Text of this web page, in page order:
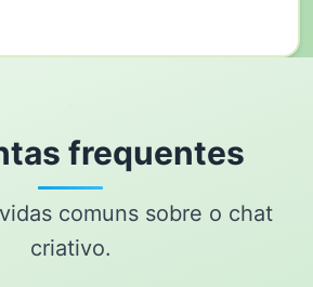
frequentes
comuns sobre o chat
criativo.